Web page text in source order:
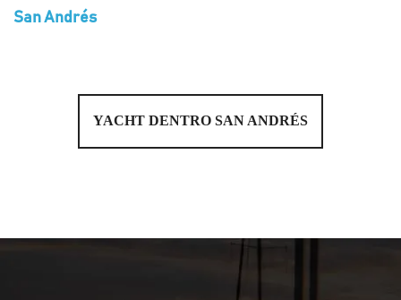
San Andrés
YACHT DENTRO SAN ANDRÉS